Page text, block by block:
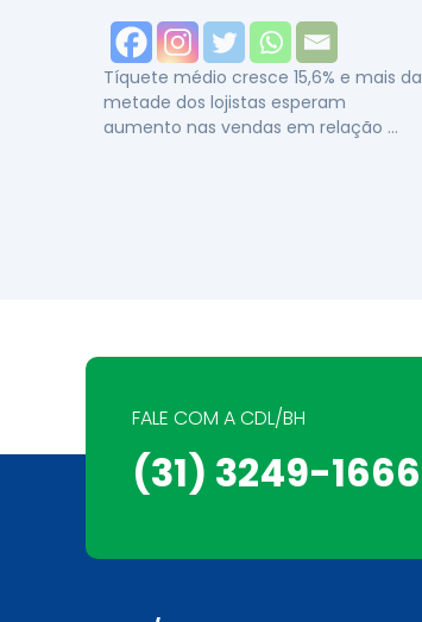
Tíquete médio cresce 15,6% e mais da
metade dos lojistas esperam
aumento nas vendas em relação …
FALE COM A CDL/BH
(31) 3249-1666